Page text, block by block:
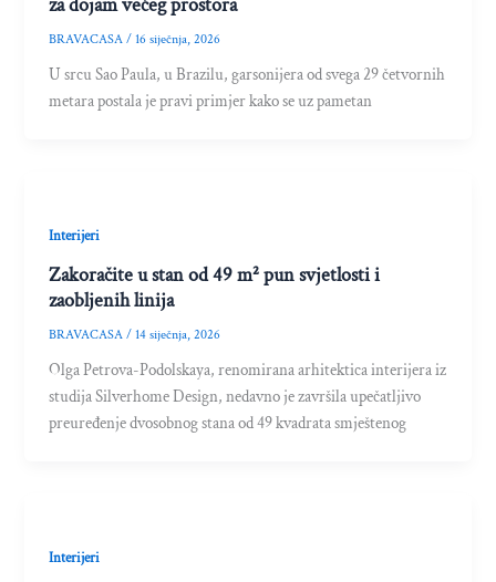
za dojam većeg prostora
BRAVACASA/16 siječnja, 2026
U srcu Sao Paula, u Brazilu, garsonijera od svega 29 četvornih
metara postala je pravi primjer kako se uz pametan
Interijeri
Zakoračite u stan od 49 m² pun svjetlosti i
zaobljenih linija
BRAVACASA/14 siječnja, 2026
Olga Petrova-Podolskaya, renomirana arhitektica interijera iz
studija Silverhome Design, nedavno je završila upečatljivo
preuređenje dvosobnog stana od 49 kvadrata smještenog
Interijeri